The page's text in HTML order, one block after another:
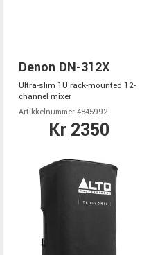
Denon DN-312X
Ultra-slim 1U rack-mounted 12-
channel mixer
Artikkelnummer 4845992
Kr 2350